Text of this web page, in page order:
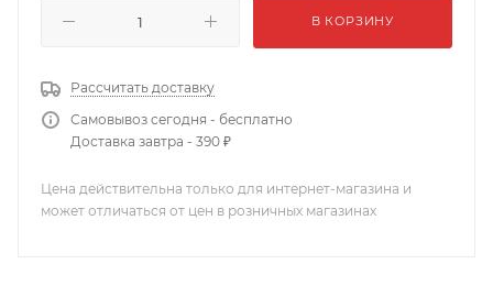
В КОРЗИНУ
Рассчитать доставку
Самовывоз сегодня - бесплатно
Доставка завтра - 390 ₽
Цена действительна только для интернет-магазина и
может отличаться от цен в розничных магазинах